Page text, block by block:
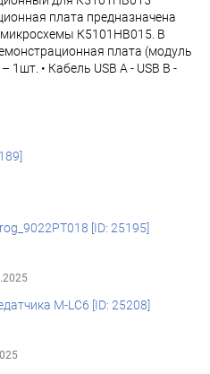
плата предназначена
К5101НВ015. В
плата (модуль
• Кабель USB A - USB B -
[ID: 25195]
M-LC6 [ID: 25208]